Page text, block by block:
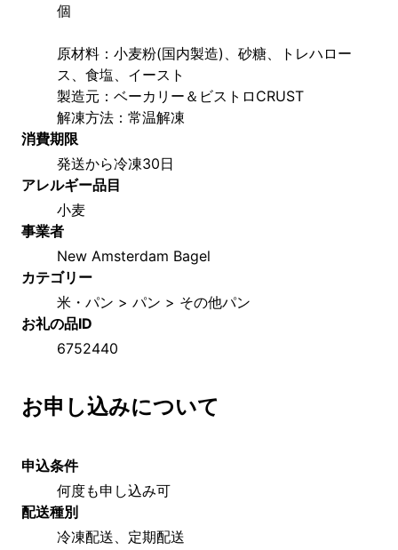
個
原材料：小麦粉(国内製造)、砂糖、トレハロー
ス、食塩、イースト
製造元：ベーカリー＆ビストロCRUST
解凍方法：常温解凍
消費期限
発送から冷凍30日
アレルギー品目
小麦
事業者
New Amsterdam Bagel
カテゴリー
米・パン > パン > その他パン
お礼の品ID
6752440
お申し込みについて
申込条件
何度も申し込み可
配送種別
冷凍配送、定期配送